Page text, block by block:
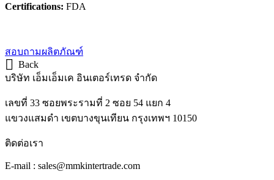
Certifications: FDA
สอบถามผลิตภัณฑ์
Back
บริษัท เอ็มเอ็มเค อินเตอร์เทรด จำกัด
เลขที่ 33 ซอยพระรามที่ 2 ซอย 54 แยก 4
แขวงแสมดำ เขตบางขุนเทียน กรุงเทพฯ 10150
ติดต่อเรา
E-mail : sales@mmkintertrade.com